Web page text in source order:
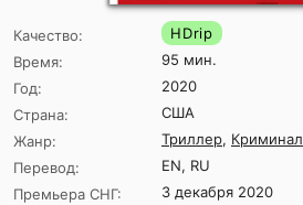
Качество:
HDrip
Время:
95 мин.
Год:
2020
Страна:
США
Жанр:
Триллер, Криминал
Перевод:
EN, RU
Премьера СНГ:
3 декабря 2020